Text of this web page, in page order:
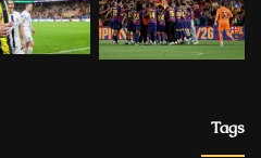
Tags